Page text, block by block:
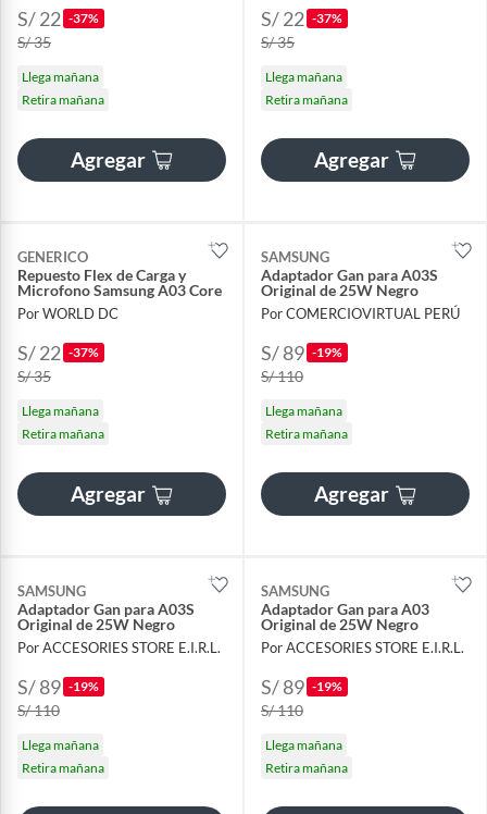
S/ 22 -37%
S/ 35
Llega mañana
Retira mañana
Agregar
S/ 22 -37%
S/ 35
Llega mañana
Retira mañana
Agregar
GENERICO
Repuesto Flex de Carga y
Microfono Samsung A03 Core
Por WORLD DC
S/ 22 -37%
S/ 35
Llega mañana
Retira mañana
Agregar
SAMSUNG
Adaptador Gan para A03S
Original de 25W Negro
Por COMERCIOVIRTUAL PERÚ
S/ 89 -19%
S/ 110
Llega mañana
Retira mañana
Agregar
SAMSUNG
Adaptador Gan para A03S
Original de 25W Negro
Por ACCESORIES STORE E.I.R.L.
S/ 89 -19%
S/ 110
Llega mañana
Retira mañana
SAMSUNG
Adaptador Gan para A03
Original de 25W Negro
Por ACCESORIES STORE E.I.R.L.
S/ 89 -19%
S/ 110
Llega mañana
Retira mañana